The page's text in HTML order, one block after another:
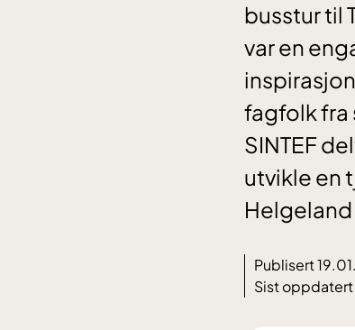
busstur til
var en
fagfolk fra
SINTEF
utvikle en
Publisert
Sist